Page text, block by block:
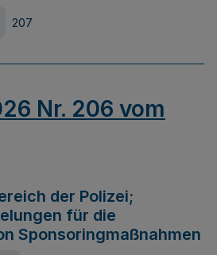
207
Nr. 206 vom
der Polizei;
für die
Sponsoringmaßnahmen